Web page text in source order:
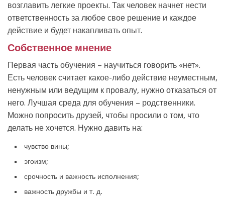
возглавить легкие проекты. Так человек начнет нести
ответственность за любое свое решение и каждое
действие и будет накапливать опыт.
Собственное мнение
Первая часть обучения – научиться говорить «нет».
Есть человек считает какое-либо действие неуместным,
ненужным или ведущим к провалу, нужно отказаться от
него. Лучшая среда для обучения – родственники.
Можно попросить друзей, чтобы просили о том, что
делать не хочется. Нужно давить на:
чувство вины;
эгоизм;
срочность и важность исполнения;
важность дружбы и т. д.